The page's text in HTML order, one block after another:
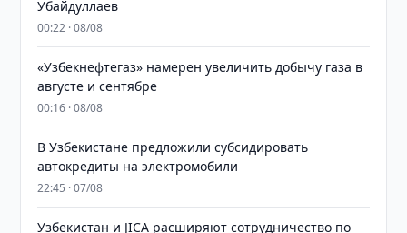
Убайдуллаев
00:22 · 08/08
«Узбекнефтегаз» намерен увеличить добычу газа в
августе и сентябре
00:16 · 08/08
В Узбекистане предложили субсидировать
автокредиты на электромобили
22:45 · 07/08
Узбекистан и JICA расширяют сотрудничество по